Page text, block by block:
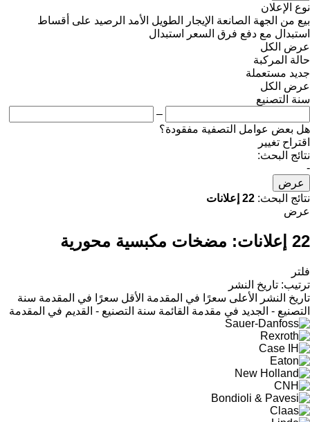
نوع الإعلان
بيع من الجهة الصانعة الإيجار الطويل الأمد الرصيد على أقساط
استبدال مع دفع فرق السعر
استبدال
عرض الكل
حالة المركبة
جديد مستعملة
عرض الكل
سنة التصنيع
–
هل بعض عوامل التصفية مفقودة؟
اقتراح تغيير
نتائج البحث:
-
عرض
نتائج البحث: 22 إعلانات
عرض
22 إعلانات: مضخات مكبسية محورية
فلتر
ترتيب: تاريخ النشر
تاريخ النشر
الأعلى سعرًا في المقدمة الأقل سعرًا في المقدمة سنة
التصنيع - الجديد في مقدمة القائمة سنة التصنيع - القديم في المقدمة